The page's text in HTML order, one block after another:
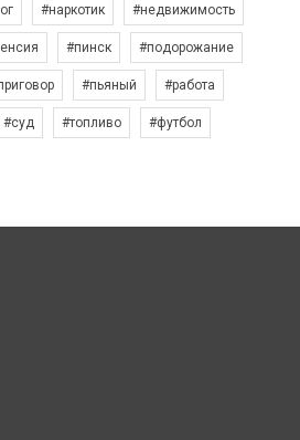
#наркотик #недвижимость
#пинск #подорожание
#пьяный #работа
#суд #топливо #футбол